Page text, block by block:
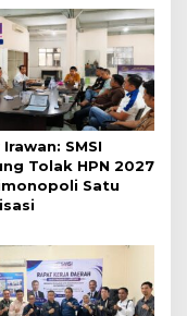
SMSI
Tolak HPN 2027
Satu